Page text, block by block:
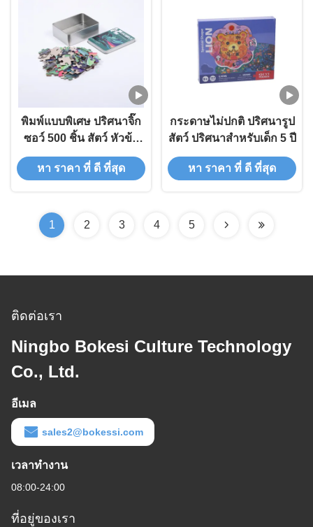
พิมพ์แบบพิเศษ ปริศนาจิ๊ก
ซอว์ 500 ชิ้น สัตว์ หัวข้อ
คริสต์มาส
หา ราคา ที่ ดี ที่สุด
กระดาษไม่ปกติ ปริศนารูป
สัตว์ ปริศนาสําหรับเด็ก 5 ปี
หา ราคา ที่ ดี ที่สุด
1 2 3 4 5
ติดต่อเรา
Ningbo Bokesi Culture Technology
Co., Ltd.
อีเมล
sales2@bokessi.com
เวลาทํางาน
08:00-24:00
ที่อยู่ของเรา